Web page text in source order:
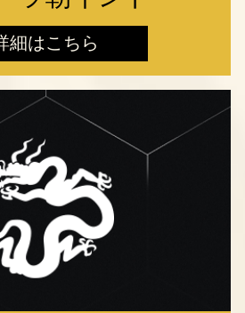
細はこちら